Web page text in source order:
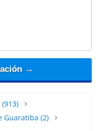
→
(913)
Guaratiba (2)